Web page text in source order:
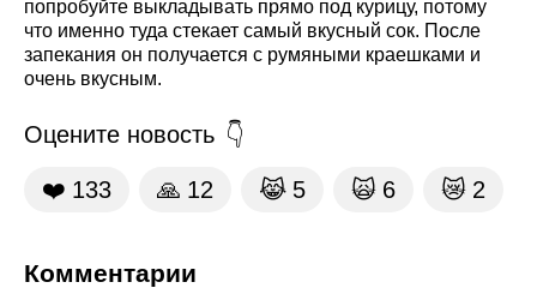
попробуйте выкладывать прямо под курицу, потому
что именно туда стекает самый вкусный сок. После
запекания он получается с румяными краешками и
очень вкусным.
Оцените новость
❤️ 133 🙏 12 😹 5 🙀 6 😿 2
Комментарии